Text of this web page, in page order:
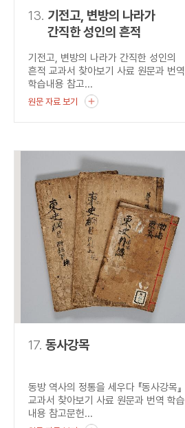
13. 기전고, 변방의 나라가
간직한 성인의 흔적
기전고, 변방의 나라가 간직한 성인의
흔적 교과서 찾아보기 사료 원문과 번역
학습내용 참고...
원문 자료 보기
17. 동사강목
동방 역사의 정통을 세우다 『동사강목』
교과서 찾아보기 사료 원문과 번역 학습
내용 참고문헌...